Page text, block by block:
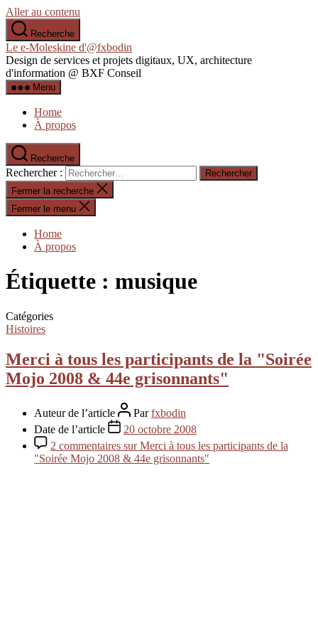
Aller au contenu
Recherche
Le e-Moleskine d'@fxbodin
Design de services et projets digitaux, UX, architecture
d'information @ BXF Conseil
Menu
Home
À propos
Recherche
Rechercher :
Fermer la recherche
Fermer le menu
Home
À propos
Étiquette : musique
Catégories
Histoires
Merci à tous les participants de la "Soirée
Mojo 2008 & 44e grisonnants"
Auteur de l’article Parfxbodin
Date de l’article
20 octobre 2008
2 commentaires sur Merci à tous les participants de la
"Soirée Mojo 2008 & 44e grisonnants"